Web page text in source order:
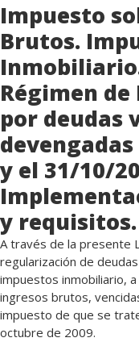
Impuesto
Brutos.
Régimen
por deudas
y el 31/10/
y requisitos.
A través de la presente
regularización de
impuestos inmobiliario,
ingresos brutos,
impuesto de que se
octubre de 2009.